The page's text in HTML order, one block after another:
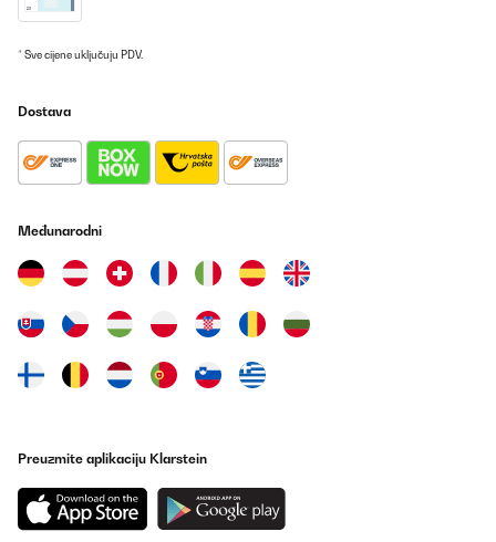
* Sve cijene uključuju PDV.
Dostava
Međunarodni
Preuzmite aplikaciju Klarstein